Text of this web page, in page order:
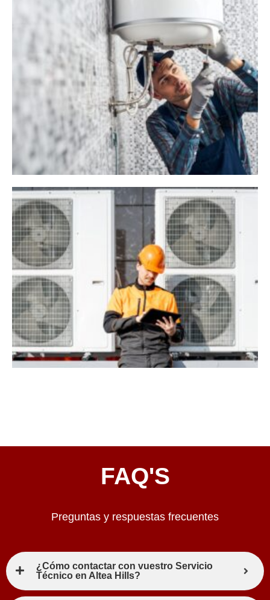
FAQ'S
Preguntas y respuestas frecuentes
¿Cómo contactar con vuestro Servicio
Técnico en Altea Hills?